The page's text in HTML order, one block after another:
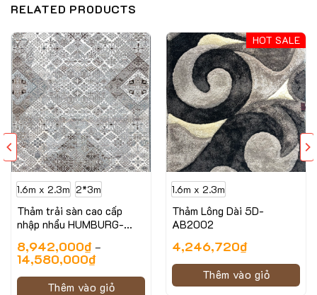
RELATED PRODUCTS
1.6m x 2.3m 2*3m
Thảm trải sàn cao cấp
nhập nhẩu HUMBURG-
8,942,000₫–
14,580,000₫
Thêm vào giỏ
HOT SALE
1.6m x 2.3m
Thảm Lông Dài 5D-
AB2002
4,246,720₫
Thêm vào giỏ